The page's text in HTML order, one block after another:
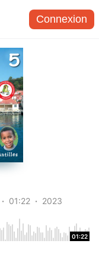
Connexion
01:22 2023
01:22